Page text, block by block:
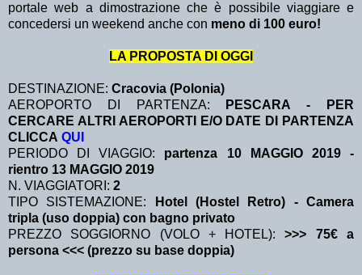
portale web a dimostrazione che è possibile viaggiare e
concedersi un weekend anche con meno di 100 euro!
LA PROPOSTA DI OGGI
DESTINAZIONE: Cracovia (Polonia)
AEROPORTO DI PARTENZA:
PESCARA - PER
CERCARE ALTRI AEROPORTI E/O DATE DI PARTENZA
CLICCA QUI
PERIODO DI VIAGGIO: partenza 10 MAGGIO 2019-
rientro 13 MAGGIO 2019
N. VIAGGIATORI: 2
TIPO SISTEMAZIONE:
Hotel (Hostel Retro) - Camera
tripla (uso doppia) con bagno privato
PREZZO SOGGIORNO (VOLO + HOTEL):>>> 75€ a
persona <<< (prezzo su base doppia)